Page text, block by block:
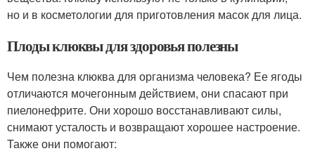
но и в косметологии для приготовления масок для лица.
Плоды клюквы для здоровья полезны
Чем полезна клюква для организма человека? Ее ягоды
отличаются мочегонным действием, они спасают при
пиелонефрите. Они хорошо восстанавливают силы,
снимают усталость и возвращают хорошее настроение.
Также они помогают: